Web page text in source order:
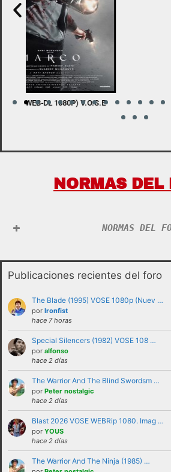
LADY WITH A SWORD (BDRIP
NORMAS DEL
NORMAS DEL
No se debe insultar a
ninguna circunstancia. Se
Publicaciones recientes del foro
The Blade (1995) VOSE 1080p (Nuev …
por Ironfist
hace 7 horas
Special Silencers (1982) VOSE 108 …
por alfonso
hace 2 días
The Warrior And The Blind Swordsm …
por Peter nostalgic
hace 2 días
Blast 2026 VOSE WEBRip 1080. Imag …
por YOUS
hace 2 días
The Warrior And The Ninja (1985) …